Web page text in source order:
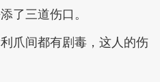
了三道伤口。
爪间都有剧毒，这人的伤